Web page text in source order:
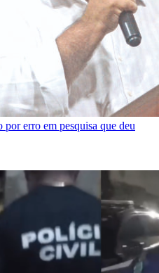
erro em pesquisa que deu